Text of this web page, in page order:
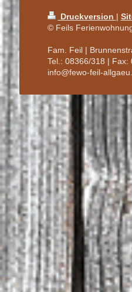
Druckversion |
© Feils
Fam. Feil |
Tel.: 08366/318 | Fax:
info@fewo-feil-